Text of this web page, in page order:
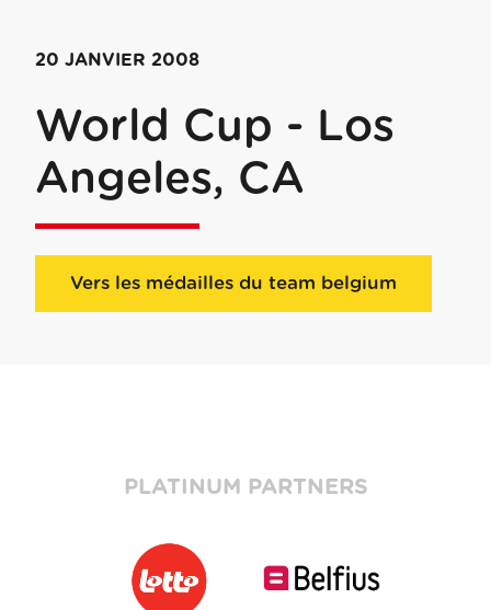
20 JANVIER 2008
World Cup - Los
Angeles, CA
Vers les médailles du team belgium
PLATINUM PARTNERS